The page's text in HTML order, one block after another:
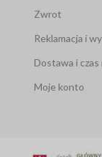
Zwrot
Reklamacja i
Dostawa i czas
Moje konto